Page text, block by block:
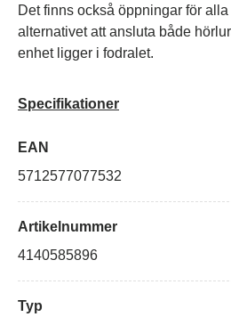
Det finns också öppningar för
alternativet att ansluta både
enhet ligger i fodralet.
Specifikationer
EAN
5712577077532
Artikelnummer
4140585896
Typ